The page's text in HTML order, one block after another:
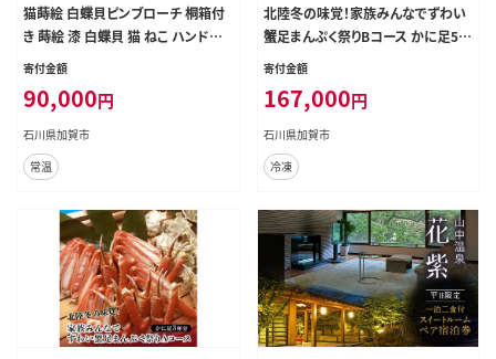
猫蒔絵 白蝶貝ピンブローチ 桐箱付
き 蒔絵 漆 白蝶貝 猫 ねこ ハンドメ
イド ピンブローチ アクセサリー ギフ
興 震災 コロナ 能登半島地震復興支
援 北陸新幹線 F6P-2091
寄付金額
90,000円
石川県加賀市
常温
北陸冬の味覚！家族みんなでずわい
蟹足まんぷく祭りBコース かに足5杯
分 冷凍 ズワイ ずわい蟹 ずわいがに
食品 復興 震災 コロナ 能登半島地
震復興支援 北陸新幹線 F6P-1565
寄付金額
167,000円
石川県加賀市
冷凍